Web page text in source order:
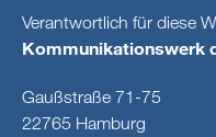
Verantwortlich für diese
Kommunikationswerk
Gaußstraße 71-75
22765 Hamburg